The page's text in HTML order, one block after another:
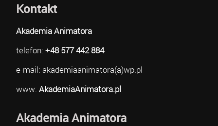
Kontakt
Akademia Animatora
telefon: +48 577 442 884
e-mail: akademiaanimatora(a)wp.pl
www: AkademiaAnimatora.pl
Akademia Animatora